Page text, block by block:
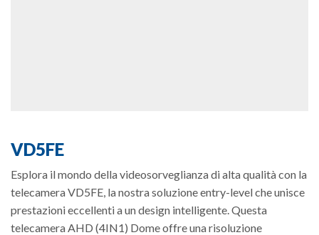
VD5FE
Esplora il mondo della videosorveglianza di alta qualità con la
telecamera VD5FE, la nostra soluzione entry-level che unisce
prestazioni eccellenti a un design intelligente. Questa
telecamera AHD (4IN1) Dome offre una risoluzione